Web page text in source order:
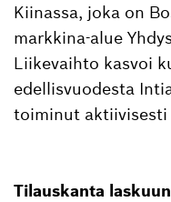
Kiinassa, joka on
markkina-alue
Liikevaihto kasvoi
edellisvuodesta
toiminut aktiivisesti
Tilauskanta